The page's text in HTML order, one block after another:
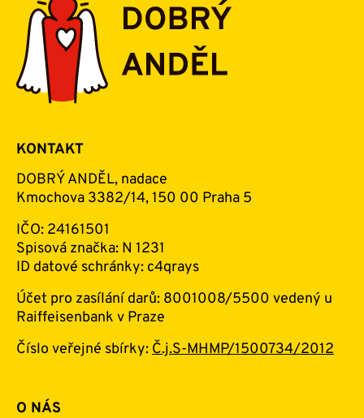
KONTAKT
DOBRÝ ANDĚL, nadace
Kmochova 3382/14, 150 00 Praha 5
IČO: 24161501
Spisová značka: N 1231
ID datové schránky: c4qrays
Účet pro zasílání darů: 8001008/5500 vedený u
Raiffeisenbank v Praze
Číslo veřejné sbírky:Č.j.S-MHMP/1500734/2012
O NÁS